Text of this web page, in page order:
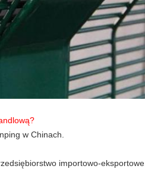
w Chinach.
importowo-eksportowe.